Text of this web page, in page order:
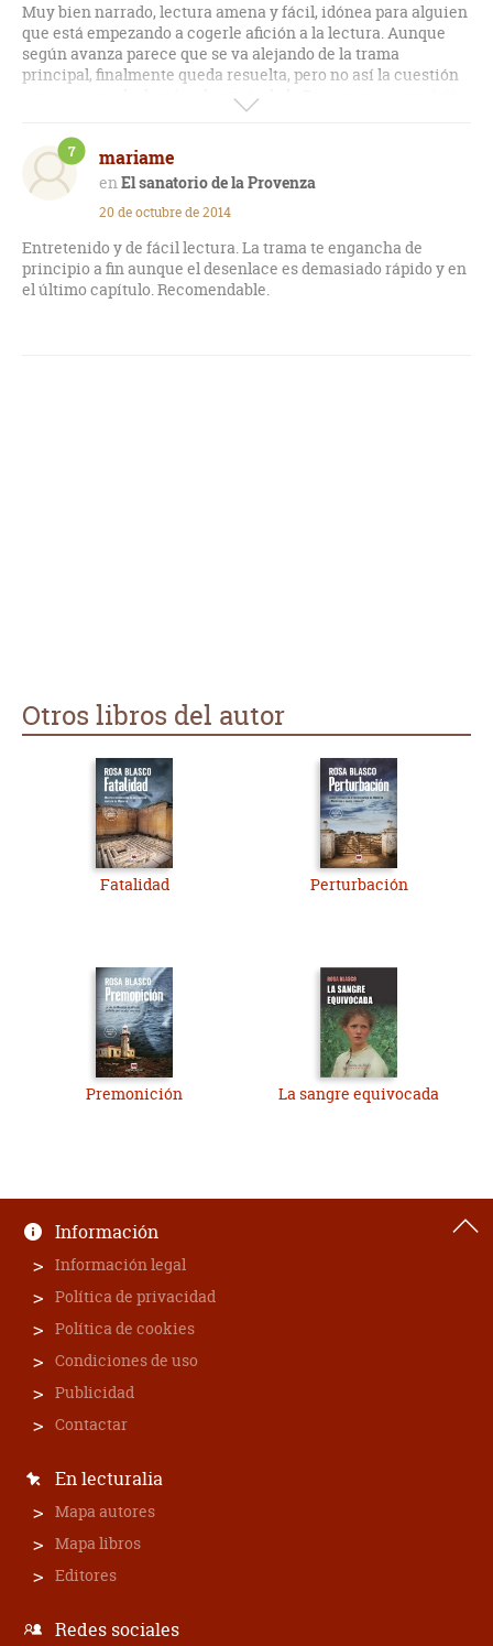
Muy bien narrado, lectura amena y fácil, idónea para alguien
que está empezando a cogerle afición a la lectura. Aunque
según avanza parece que se va alejando de la trama
principal, finalmente queda resuelta, pero no así la cuestión
amorosa...por lo demás, el retrato de la Provenza es exquisito
y recrea perfectamente el encanto de los pueblos y el paisaje.
mariame
El sanatorio de la Provenza
7
20 de octubre de 2014
Entretenido y de fácil lectura. La trama te engancha de
principio a fin aunque el desenlace es demasiado rápido y en
el último capítulo. Recomendable.
Otros libros del autor
Fatalidad Perturbación
Premonición La sangre equivocada
Información
Información legal
Política de privacidad
Política de cookies
Condiciones de uso
Publicidad
Contactar
En lecturalia
Mapa autores
Mapa libros
Editores
Redes sociales